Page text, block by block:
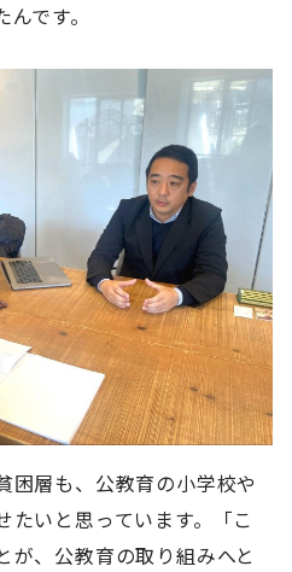
です。
困層も、公教育の小学校や
たいと思っています。「こ
が、公教育の取り組みへと